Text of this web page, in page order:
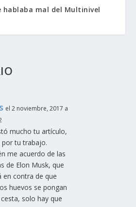
hablaba mal del Multinivel
el 2 noviembre, 2017 a
mucho tu artículo,
por tu trabajo.
me acuerdo de las
de Elon Musk, que
en contra de que
huevos se pongan
solo hay que